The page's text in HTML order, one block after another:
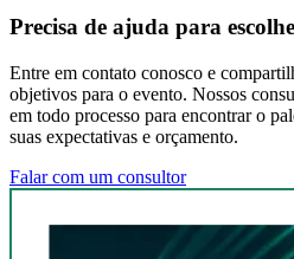
Precisa de ajuda para
Entre em contato conosco e
objetivos para o evento. Nossos
em todo processo para encontrar o
suas expectativas e orçamento.
Falar com um consultor